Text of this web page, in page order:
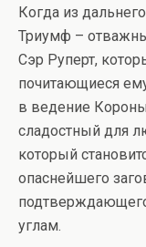
Когда из
Триумф –
Сэр Руперт,
почитающиеся
в ведение
сладостный для
который
опаснейшего
углам.